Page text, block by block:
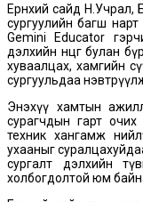
Ерөнхий сайд
сургуулийн багш
Gemini Educator
дэлхийн өнцөг булан
хуваалцах, хамгийн
сургуульдаа
Энэхүү хамтын
сурагчдын гарт
техник хангамж
ухааныг
сургалт дэлхийн
холбогдолтой юм